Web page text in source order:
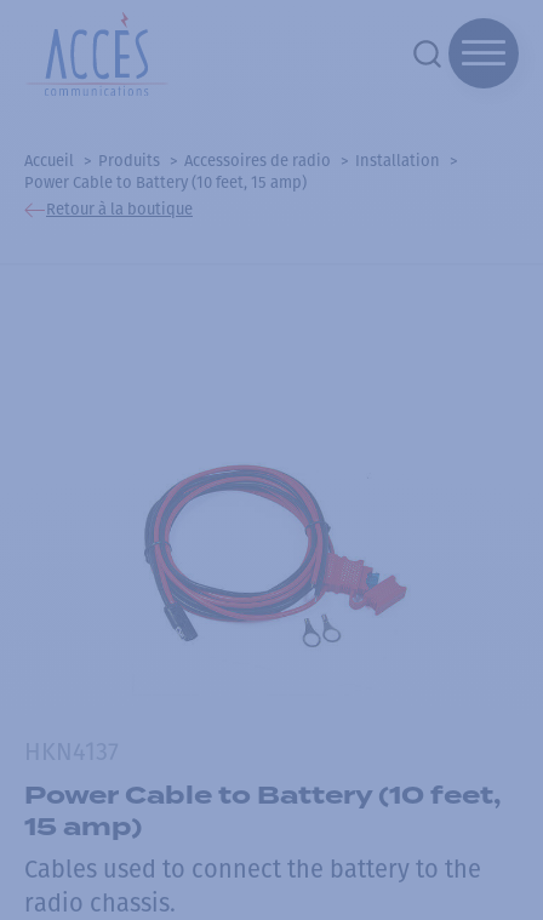
Accueil Produits Accessoires de radio
Installation
Power Cable to Battery (10 feet, 15 amp)
Retour à la boutique
Power Cable to Battery (10 feet,
15 amp)
Cables used to connect the battery to the
radio chassis.